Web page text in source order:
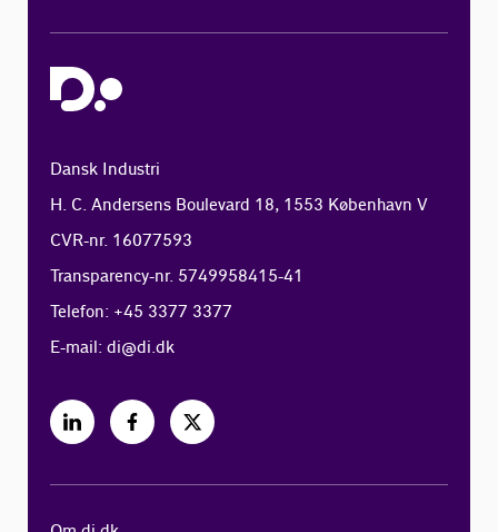
Dansk Industri
H. C. Andersens Boulevard 18, 1553 København V
CVR-nr. 16077593
Transparency-nr. 5749958415-41
Telefon: +45 3377 3377
E-mail:di@di.dk